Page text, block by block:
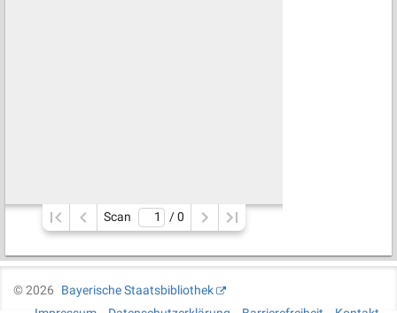
Scan / 0
©2026
Bayerische Staatsbibliothek